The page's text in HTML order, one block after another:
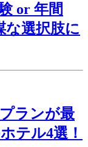
or 年間
な選択肢に
ランが最
テル4選！